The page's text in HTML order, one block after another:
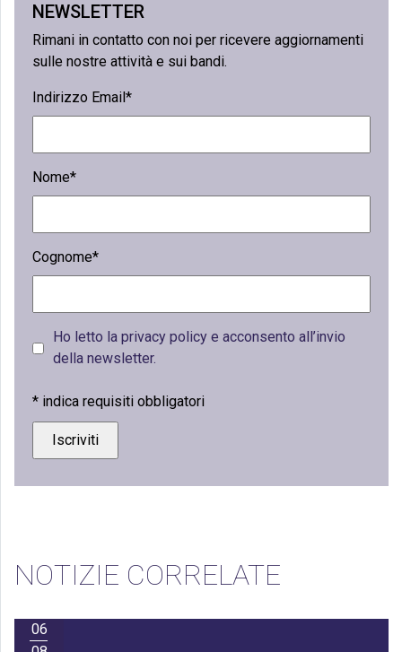
NEWSLETTER
Rimani in contatto con noi per ricevere aggiornamenti
sulle nostre attività e sui bandi.
Indirizzo Email*
Nome*
Cognome*
Ho letto la privacy policy e acconsento all’invio
della newsletter.
* indica requisiti obbligatori
NOTIZIE CORRELATE
06